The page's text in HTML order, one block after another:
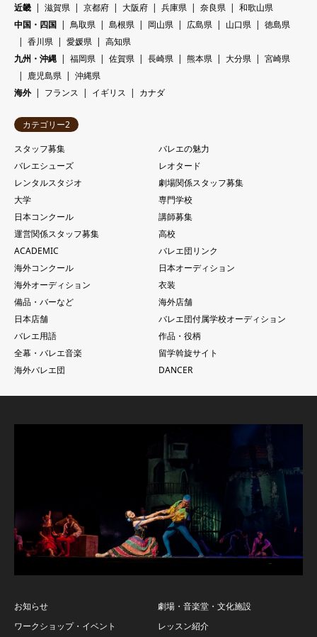
近畿
滋賀県 京都府 大阪府 兵庫県 奈良県
和歌山県
中国・四国
鳥取県 島根県 岡山県 広島県 山口県
徳島県
香川県
愛媛県
高知県
九州・沖縄
福岡県 佐賀県 長崎県 熊本県 大分県
宮崎県
鹿児島県
沖縄県
海外
フランス イギリス カナダ
カテゴリー2
スタッフ募集
バレエの魅力
バレエシューズ
レオタード
レンタルスタジオ
劇場関係スタッフ募集
大学
専門学校
日本コンクール
講師募集
運営関係スタッフ募集
高校
ACADEMIC
バレエ団リンク
海外コンクール
日本オーディション
海外オーディション
衣装
備品・バーなど
海外店舗
日本店舗
バレエ団付属学校オーディション
バレエ用語
作品・役柄
全幕・バレエ音楽
留学斡旋サイト
海外バレエ団
DANCER
お知らせ
ワークショップ・イベント
劇場・音楽堂・文化施設
レッスン紹介